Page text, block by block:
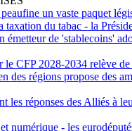
un vaste paquet
taxation du tabac - la
émetteur de 'stablecoins'
le CFP 2028-2034 relève
des régions propose des
les réponses des Alliés à
numérique - les